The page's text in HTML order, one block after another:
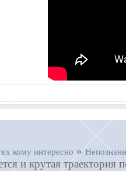
кому интересно »
и крутая траектория